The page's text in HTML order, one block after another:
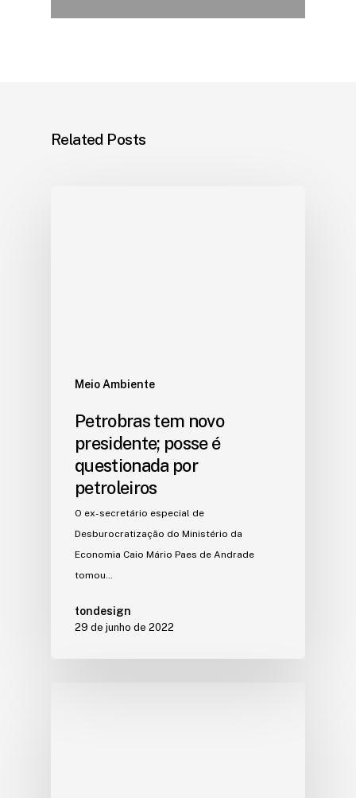
Related Posts
Meio Ambiente
Petrobras tem novo
presidente; posse é
questionada por
petroleiros
O ex-secretário especial de
Desburocratização do Ministério da
Economia Caio Mário Paes de Andrade
tomou…
tondesign
29 de junho de 2022